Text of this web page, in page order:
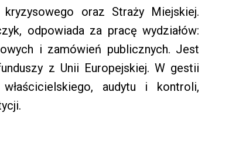
oraz Straży Miejskiej.
odpowiada za pracę wydziałów:
i zamówień publicznych. Jest
z Unii Europejskiej. W gestii
audytu i kontroli,